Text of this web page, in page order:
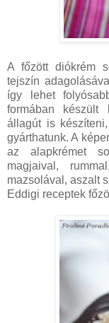
A főzött diókrém
tejszín
így lehet
formában készült
állagút is
gyárthatunk. A
az alapkrémet
magjaival,
mazsolával, aszalt
Eddigi receptek